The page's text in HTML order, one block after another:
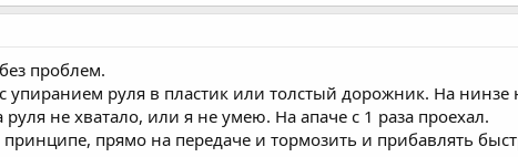
проблем.
руля в пластик или толстый дорожник. На нинзе
не хватало, или я не умею. На апаче с 1 раза проехал.
прямо на передаче и тормозить и прибавлять